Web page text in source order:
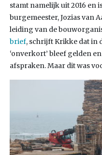
stamt namelijk uit 2016 en
burgemeester, Jozias van
leiding van de
brief, schrijft Krikke dat in
‘onverkort’ bleef gelden
afspraken. Maar dit was